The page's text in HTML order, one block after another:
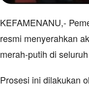
KEFAMENANU,-
resmi menyerahkan
merah-putih di
Prosesi ini dilakukan